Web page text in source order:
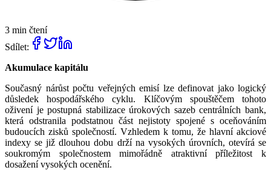
3 min čtení
Sdílet:
Akumulace kapitálu
Současný nárůst počtu veřejných emisí lze definovat jako logický
důsledek hospodářského cyklu. Klíčovým spouštěčem tohoto
oživení je postupná stabilizace úrokových sazeb centrálních bank,
která odstranila podstatnou část nejistoty spojené s oceňováním
budoucích zisků společností. Vzhledem k tomu, že hlavní akciové
indexy se již dlouhou dobu drží na vysokých úrovních, otevírá se
soukromým společnostem mimořádně atraktivní příležitost k
dosažení vysokých ocenění.